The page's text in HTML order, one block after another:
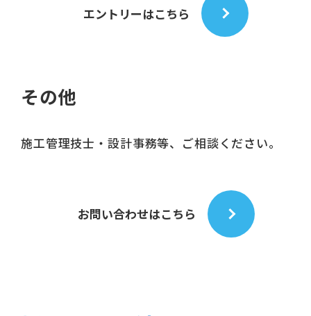
エントリーはこちら
その他
施工管理技士・設計事務等、ご相談ください。
お問い合わせはこちら